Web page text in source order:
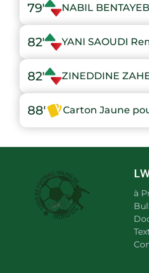
79' NABIL
82' YANI SAOUDI
82' ZINEDDINE
88' Carton Jaune
à